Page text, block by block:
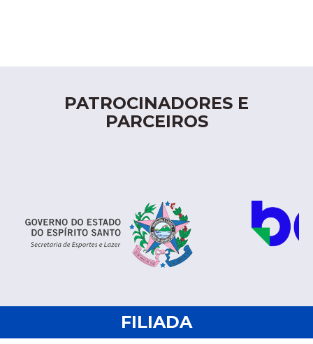
PATROCINADORES E
PARCEIROS
FILIADA